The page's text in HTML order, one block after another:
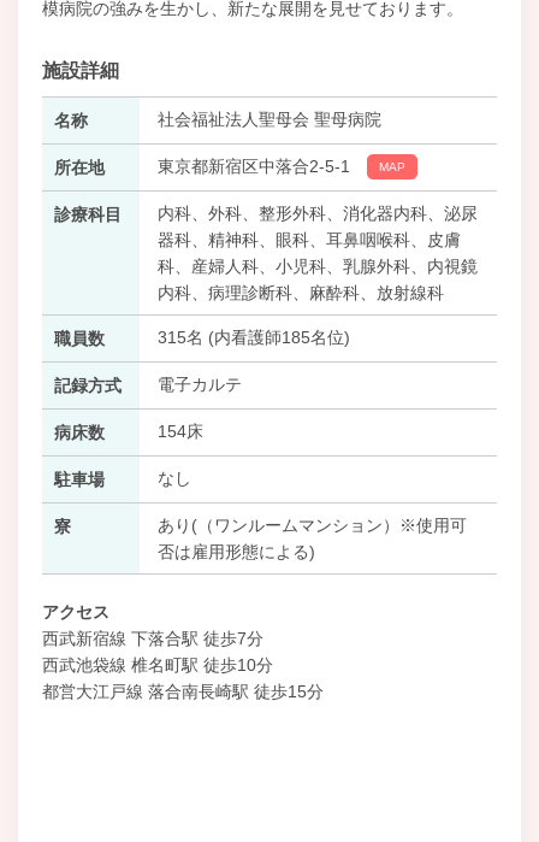
模病院の強みを生かし、新たな展開を見せております。
施設詳細
名称 社会福祉法人聖母会 聖母病院
所在地 東京都新宿区中落合2-5-1 MAP
診療科目
内科、外科、整形外科、消化器内科、泌尿
器科、精神科、眼科、耳鼻咽喉科、皮膚
科、産婦人科、小児科、乳腺外科、内視鏡
内科、病理診断科、麻酔科、放射線科
職員数 315名 (内看護師185名位)
記録方式 電子カルテ
病床数 154床
駐車場 なし
寮
あり(（ワンルームマンション）※使用可
否は雇用形態による)
アクセス
西武新宿線 下落合駅 徒歩7分
西武池袋線 椎名町駅 徒歩10分
都営大江戸線 落合南長崎駅 徒歩15分